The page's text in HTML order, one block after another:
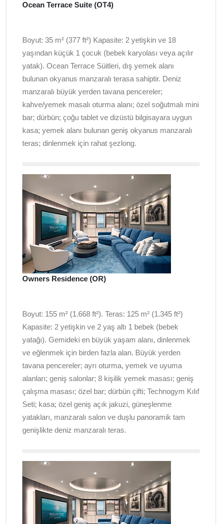
Ocean Terrace Suite (OT4)
Boyut: 35 m² (377 ft²) Kapasite: 2 yetişkin ve 18
yaşından küçük 1 çocuk (bebek karyolası veya açılır
yatak). Ocean Terrace Süitleri, dış yemek alanı
bulunan okyanus manzaralı terasa sahiptir. Deniz
manzaralı büyük yerden tavana pencereler;
kahve/yemek masalı oturma alanı; özel soğutmalı mini
bar; dürbün; çoğu tablet ve dizüstü bilgisayara uygun
kasa; yemek alanı bulunan geniş okyanus manzaralı
teras; dinlenmek için rahat şezlong.
Owners Residence (OR)
Boyut: 155 m² (1.668 ft²). Teras: 125 m² (1.345 ft²)
Kapasite: 2 yetişkin ve 2 yaş altı 1 bebek (bebek
yatağı). Gemideki en büyük yaşam alanı, dinlenmek
ve eğlenmek için birden fazla alan. Büyük yerden
tavana pencereler; ayrı oturma, yemek ve uyuma
alanları; geniş salonlar; 8 kişilik yemek masası; geniş
çalışma masası; özel bar; dürbün çifti; Technogym Kılıf
Seti; kasa; özel geniş açık jakuzi, güneşlenme
yatakları, manzaralı salon ve duşlu panoramik tam
genişlikte deniz manzaralı teras.